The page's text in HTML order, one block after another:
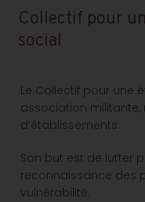
Collectif pour
social
Le Collectif pour une
association militante,
d’établissements.
Son but est de lutter
reconnaissance des
vulnérabilité.